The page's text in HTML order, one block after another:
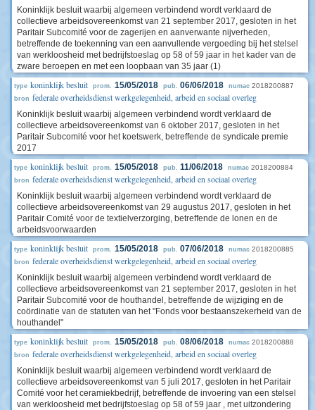
Koninklijk besluit waarbij algemeen verbindend wordt verklaard de
collectieve arbeidsovereenkomst van 21 september 2017, gesloten in het
Paritair Subcomité voor de zagerijen en aanverwante nijverheden,
betreffende de toekenning van een aanvullende vergoeding bij het stelsel
van werkloosheid met bedrijfstoeslag op 58 of 59 jaar in het kader van de
zware beroepen en met een loopbaan van 35 jaar (1)
type koninklijk besluit prom. 15/05/2018 pub. 06/06/2018 numac 2018200887
bron federale overheidsdienst werkgelegenheid, arbeid en sociaal overleg
Koninklijk besluit waarbij algemeen verbindend wordt verklaard de
collectieve arbeidsovereenkomst van 6 oktober 2017, gesloten in het
Paritair Subcomité voor het koetswerk, betreffende de syndicale premie
2017
type koninklijk besluit prom. 15/05/2018 pub. 11/06/2018 numac 2018200884
bron federale overheidsdienst werkgelegenheid, arbeid en sociaal overleg
Koninklijk besluit waarbij algemeen verbindend wordt verklaard de
collectieve arbeidsovereenkomst van 29 augustus 2017, gesloten in het
Paritair Comité voor de textielverzorging, betreffende de lonen en de
arbeidsvoorwaarden
type koninklijk besluit prom. 15/05/2018 pub. 07/06/2018 numac 2018200885
bron federale overheidsdienst werkgelegenheid, arbeid en sociaal overleg
Koninklijk besluit waarbij algemeen verbindend wordt verklaard de
collectieve arbeidsovereenkomst van 21 september 2017, gesloten in het
Paritair Subcomité voor de houthandel, betreffende de wijziging en de
coördinatie van de statuten van het "Fonds voor bestaanszekerheid van de
houthandel"
type koninklijk besluit prom. 15/05/2018 pub. 08/06/2018 numac 2018200888
bron federale overheidsdienst werkgelegenheid, arbeid en sociaal overleg
Koninklijk besluit waarbij algemeen verbindend wordt verklaard de
collectieve arbeidsovereenkomst van 5 juli 2017, gesloten in het Paritair
Comité voor het ceramiekbedrijf, betreffende de invoering van een stelsel
van werkloosheid met bedrijfstoeslag op 58 of 59 jaar , met uitzondering